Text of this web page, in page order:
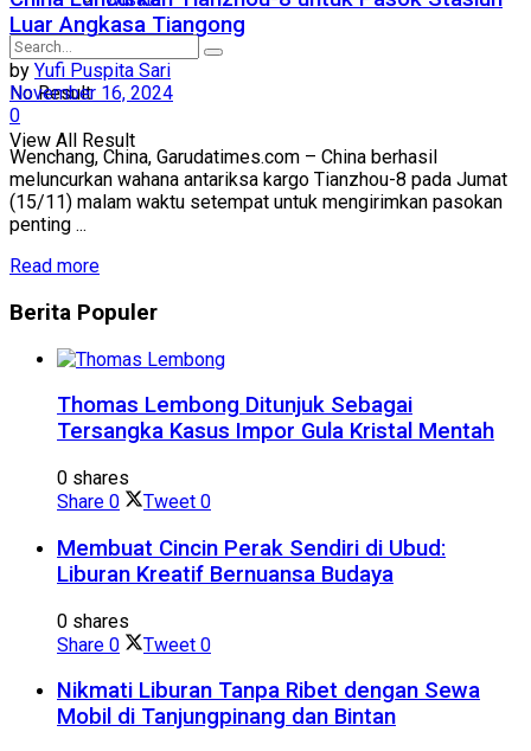
No Result
View All Result
Luar Angkasa Tiangong
by Yufi Puspita Sari
November 16, 2024
0
Wenchang, China, Garudatimes.com – China berhasil
meluncurkan wahana antariksa kargo Tianzhou-8 pada Jumat
(15/11) malam waktu setempat untuk mengirimkan pasokan
penting ...
Read more
Berita Populer
Thomas Lembong Ditunjuk Sebagai
Tersangka Kasus Impor Gula Kristal Mentah
0 shares
Share 0 Tweet 0
Membuat Cincin Perak Sendiri di Ubud:
Liburan Kreatif Bernuansa Budaya
0 shares
Share 0 Tweet 0
Nikmati Liburan Tanpa Ribet dengan Sewa
Mobil di Tanjungpinang dan Bintan